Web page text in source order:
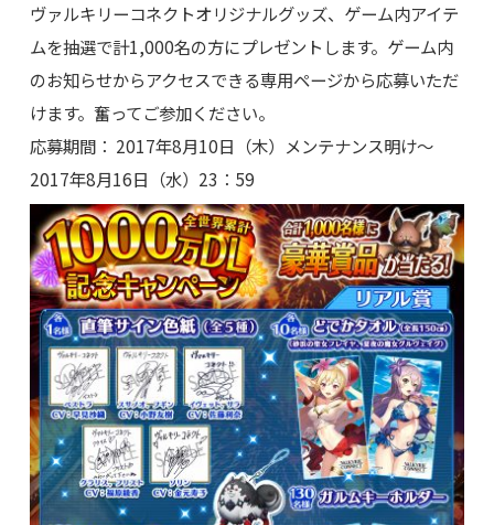
ヴァルキリーコネクトオリジナルグッズ、ゲーム内アイテ
ムを抽選で計1,000名の方にプレゼントします。ゲーム内
のお知らせからアクセスできる専用ページから応募いただ
けます。奮ってご参加ください。
応募期間： 2017年8月10日（木）メンテナンス明け～
2017年8月16日（水）23：59